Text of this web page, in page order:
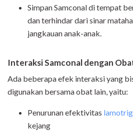
Simpan Samconal di tempat
dan terhindar dari sinar
jangkauan anak-anak.
Interaksi Samconal dengan
Ada beberapa efek interaksi yang
digunakan bersama obat lain, yaitu:
Penurunan efektivitas
kejang